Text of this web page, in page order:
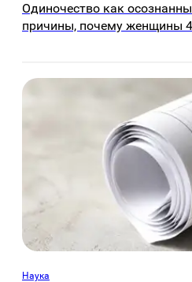
Одиночество как
причины, почему женщины
Наука